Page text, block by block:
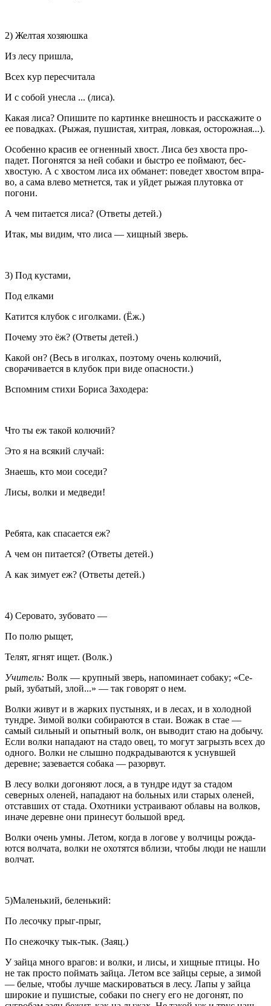
2) Желтая хозяюшка
Из лесу пришла,
Всех кур пересчитала
И с собой унесла ... (лиса).
Какая лиса? Опишите по картинке внешность и расскажи­те о
ее повадках. (Рыжая, пушистая, хитрая, ловкая, осто­рожная...).
Особенно красив ее огненный хвост. Лиса без хвоста про­
падет. Погонятся за ней собаки и быстро ее поймают, бес­
хвостую. А с хвостом лиса их обманет: поведет хвостом впра­
во, а сама влево метнется, так и уйдет рыжая плутовка от
погони.
А чем питается лиса? (Ответы детей.)
Итак, мы видим, что лиса — хищный зверь.
3) Под кустами,
Под елками
Катится клубок с иголками. (Ёж.)
Почему это ёж? (Ответы детей.)
Какой он? (Весь в иголках, поэтому очень колючий,
сворачивается в клубок при виде опасности.)
Вспомним стихи Бориса Заходера:
Что ты еж такой колючий?
Это я на всякий случай:
Знаешь, кто мои соседи?
Лисы, волки и медведи!
Ребята, как спасается еж?
А чем он питается? (Ответы детей.)
А как зимует еж? (Ответы детей.)
4) Серовато, зубовато —
По полю рыщет,
Телят, ягнят ищет. (Волк.)
Учитель: Волк — крупный зверь, напоминает собаку; «Се­
рый, зубатый, злой...» — так говорят о нем.
Волки живут и в жарких пустынях, и в лесах, и в холодной
тун­дре. Зимой волки собираются в стаи. Вожак в стае —
самый силь­ный и опытный волк, он выводит стаю на добычу.
Если волки нападают на стадо овец, то могут загрызть всех до
одного. Вол­ки не слышно подкрадываются к уснувшей
деревне; зазевается собака — разорвут.
В лесу волки догоняют лося, а в тундре идут за стадом
северных оленей, нападают на больных или старых оленей,
отставших от ста­да. Охотники устраивают облавы на волков,
иначе деревне они принесут большой вред.
Волки очень умны. Летом, когда в логове у волчицы рожда­
ются волчата, волки не охотятся вблизи, чтобы люди не нашли
волчат.
5)Маленький, беленький:
По лесочку прыг-прыг,
По снежочку тык-тык. (Заяц.)
У зайца много врагов: и волки, и лисы, и хищные птицы. Но
не так просто поймать зайца. Летом все зайцы серые, а зимой
— белые, чтобы лучше маскироваться в лесу. Лапы у зайца
широ­кие и пушистые, собаки по снегу его не догонят, по